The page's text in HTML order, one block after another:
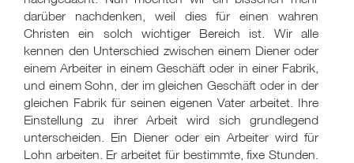
darüber nachdenken, weil dies für einen wahren
Christen ein solch wichtiger Bereich ist. Wir alle
kennen den Unterschied zwischen einem Diener oder
einem Arbeiter in einem Geschäft oder in einer Fabrik,
und einem Sohn, der im gleichen Geschäft oder in der
gleichen Fabrik für seinen eigenen Vater arbeitet. Ihre
Einstellung zu ihrer Arbeit wird sich grundlegend
unterscheiden. Ein Diener oder ein Arbeiter wird für
Lohn arbeiten. Er arbeitet für bestimmte, fixe Stunden.